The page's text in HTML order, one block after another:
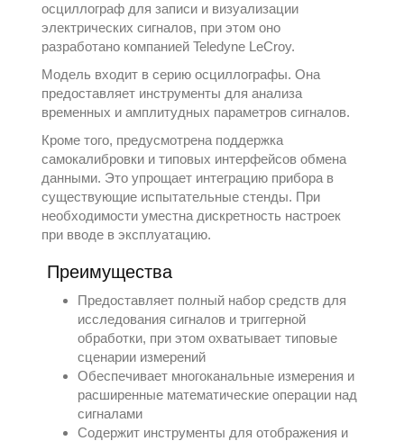
осциллограф для записи и визуализации
электрических сигналов, при этом оно
разработано компаниейTeledyne LeCroy.
Модель входит в сериюосциллографы. Она
предоставляет инструменты для анализа
временных и амплитудных параметров сигналов.
Кроме того, предусмотрена поддержка
самокалибровки и типовых интерфейсов обмена
данными. Это упрощает интеграцию прибора в
существующие испытательные стенды. При
необходимости уместна дискретность настроек
при вводе в эксплуатацию.
Преимущества
Предоставляет полный набор средств для
исследования сигналов и триггерной
обработки, при этом охватывает типовые
сценарии измерений
Обеспечивает многоканальные измерения и
расширенные математические операции над
сигналами
Содержит инструменты для отображения и